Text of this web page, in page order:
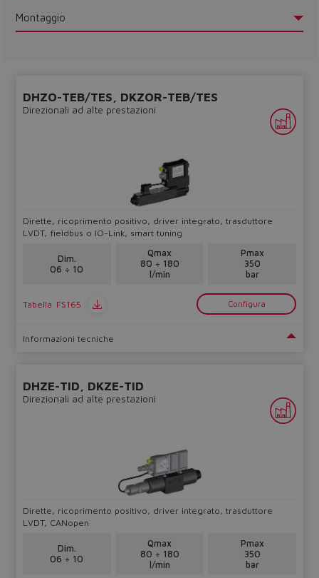
Montaggio
DHZO-TEB/TES, DKZOR-TEB/TES
Direzionali ad alte prestazioni
Dirette, ricoprimento positivo, driver integrato, trasduttore
LVDT, fieldbus o IO-Link, smart tuning
Dim.
06 ÷ 10
Qmax
80 ÷ 180
l/min
Pmax
350
bar
Tabella FS165 Configura
Informazioni tecniche
DHZE-TID, DKZE-TID
Direzionali ad alte prestazioni
Dirette, ricoprimento positivo, driver integrato, trasduttore
LVDT, CANopen
Dim.
06 ÷ 10
Qmax
80 ÷ 180
l/min
Pmax
350
bar